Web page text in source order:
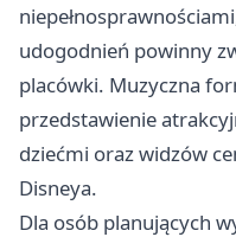
udogodnień powinny
placówki. Muzyczna
przedstawienie
dziećmi oraz widzów
Disneya.
Dla osób planujących